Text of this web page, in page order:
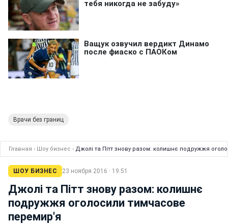
Врачи без границ
Главная › Шоу бизнес › Джолі та Пітт знову разом: колишнє подружжя
ШОУ БИЗНЕС 23 ноября 2016 · 19:51
Джолі та Пітт знову разом: колишнє
подружжя оголосили тимчасове
перемир'я